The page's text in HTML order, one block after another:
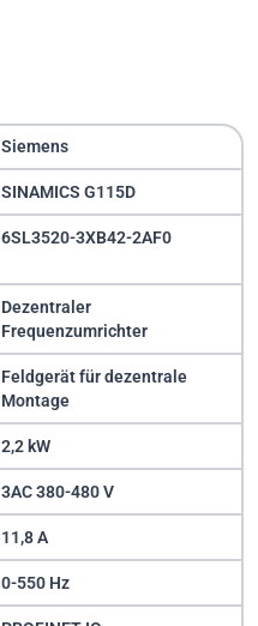
Siemens
SINAMICS G115D
6SL3520-3XB42-2AF0
Dezentraler
Frequenzumrichter
Feldgerät für dezentrale
Montage
2,2 kW
3AC 380-480 V
11,8 A
0-550 Hz